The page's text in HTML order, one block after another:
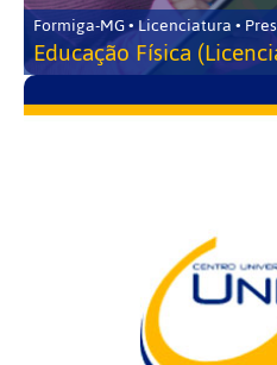
Formiga-MG • Licenciatura •
Educação Física